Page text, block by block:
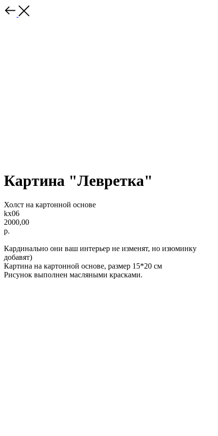
Картина "Левретка"
Холст на картонной основе
kx06
2000,00
р.
Кардинально они ваш интерьер не изменят, но изюминку
добавят)
Картина на картонной основе, размер 15*20 см
Рисунок выполнен масляными красками.